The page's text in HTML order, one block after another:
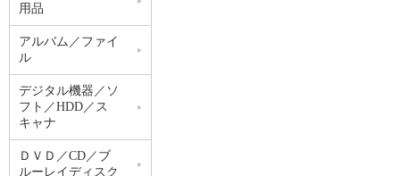
用品
アルバム／ファイ
ル
デジタル機器／ソ
フト／HDD／ス
キャナ
ＤＶＤ／CD／ブ
ルーレイディスク